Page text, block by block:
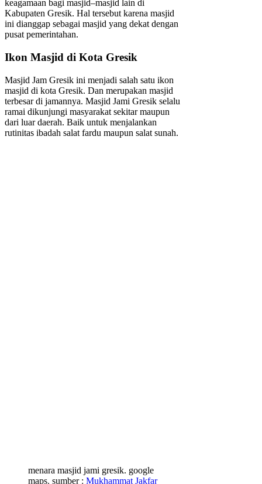
keagamaan bagi masjid–masjid lain di
Kabupaten Gresik. Hal tersebut karena masjid
ini dianggap sebagai masjid yang dekat dengan
pusat pemerintahan.
Ikon Masjid di Kota Gresik
Masjid Jam Gresik ini menjadi salah satu ikon
masjid di kota Gresik. Dan merupakan masjid
terbesar di jamannya. Masjid Jami Gresik selalu
ramai dikunjungi masyarakat sekitar maupun
dari luar daerah. Baik untuk menjalankan
rutinitas ibadah salat fardu maupun salat sunah.
menara masjid jami gresik. google
maps. sumber : Mukhammat Jakfar